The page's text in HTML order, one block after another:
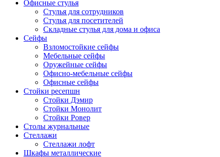
Офисные стулья
Стулья для сотрудников
Стулья для посетителей
Складные стулья для дома и офиса
Сейфы
Взломостойкие сейфы
Мебельные сейфы
Оружейные сейфы
Офисно-мебельные сейфы
Офисные сейфы
Стойки ресепшн
Стойки Дэмир
Стойки Монолит
Стойки Ровер
Столы журнальные
Стеллажи
Стеллажи лофт
Шкафы металлические